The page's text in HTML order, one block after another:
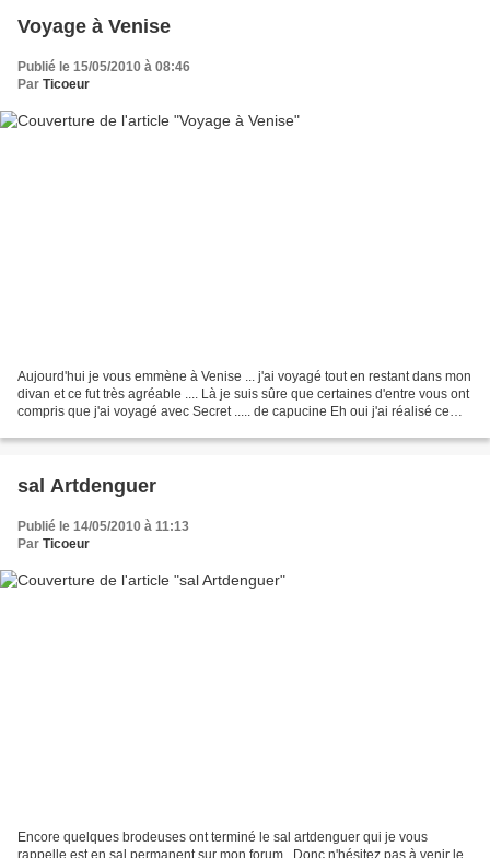
Voyage à Venise
Publié le 15/05/2010 à 08:46
Par Ticoeur
Aujourd'hui je vous emmène à Venise ... j'ai voyagé tout en restant dans mon
divan et ce fut très agréable .... Là je suis sûre que certaines d'entre vous ont
compris que j'ai voyagé avec Secret ..... de capucine Eh oui j'ai réalisé ce
sal Artdenguer
Publié le 14/05/2010 à 11:13
Par Ticoeur
Encore quelques brodeuses ont terminé le sal artdenguer qui je vous
rappelle est en sal permanent sur mon forum . Donc n'hésitez pas à venir le